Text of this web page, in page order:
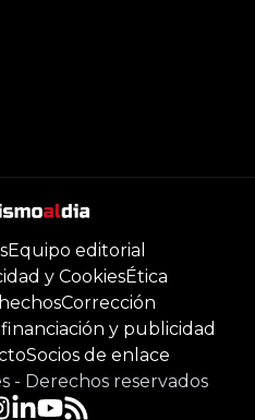
Equipo editorial
y CookiesÉtica
Corrección
y publicidad
Socios de enlace
- Derechos reservados